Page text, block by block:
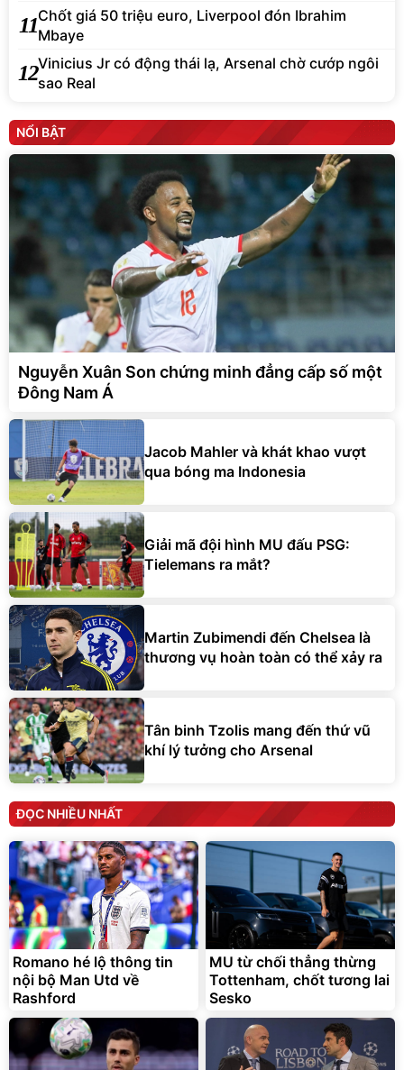
11Chốt giá 50 triệu euro, Liverpool đón Ibrahim
Mbaye
12Vinicius Jr có động thái lạ, Arsenal chờ cướp ngôi
sao Real
NỔI BẬT
Nguyễn Xuân Son chứng minh đẳng cấp số một
Đông Nam Á
Jacob Mahler và khát khao vượt
qua bóng ma Indonesia
Giải mã đội hình MU đấu PSG:
Tielemans ra mắt?
Martin Zubimendi đến Chelsea là
thương vụ hoàn toàn có thể xảy ra
Tân binh Tzolis mang đến thứ vũ
khí lý tưởng cho Arsenal
ĐỌC NHIỀU NHẤT
Romano hé lộ thông tin
nội bộ Man Utd về
Rashford
MU từ chối thẳng thừng
Tottenham, chốt tương lai
Sesko